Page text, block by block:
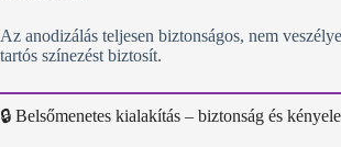
Az anodizálás teljesen biztonságos, nem
tartós színezést biztosít.
🔒 Belsőmenetes kialakítás – biztonság és